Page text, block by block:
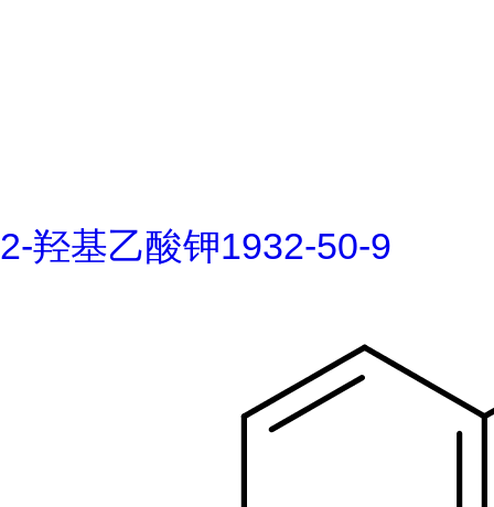
2-羟基乙酸钾1932-50-9